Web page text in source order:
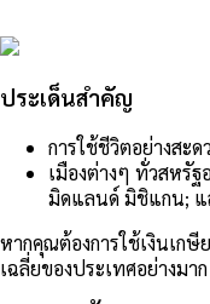
ประเด็นสำคัญ
การใช้ชีวิตอย่างสะ
เมืองต่างๆ ทั่วสหรัฐ
มิดแลนด์ มิชิแกน; แ
หากคุณต้องการใช้เงินเก
เฉลี่ยของประเทศอย่างม